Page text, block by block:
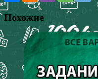
Похожие